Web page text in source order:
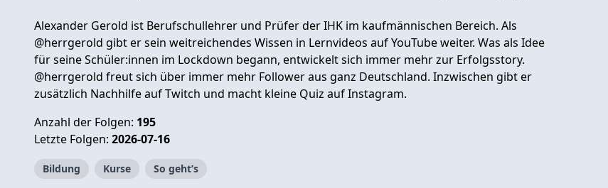
Alexander Gerold ist Berufschullehrer und Prüfer der IHK im kaufmännischen Bereich. Als
@herrgerold gibt er sein weitreichendes Wissen in Lernvideos auf YouTube weiter. Was als Idee
für seine Schüler:innen im Lockdown begann, entwickelt sich immer mehr zur Erfolgsstory.
@herrgerold freut sich über immer mehr Follower aus ganz Deutschland. Inzwischen gibt er
zusätzlich Nachhilfe auf Twitch und macht kleine Quiz auf Instagram.
Anzahl der Folgen: 195
Letzte Folgen: 2026-07-16
Bildung Kurse So geht’s